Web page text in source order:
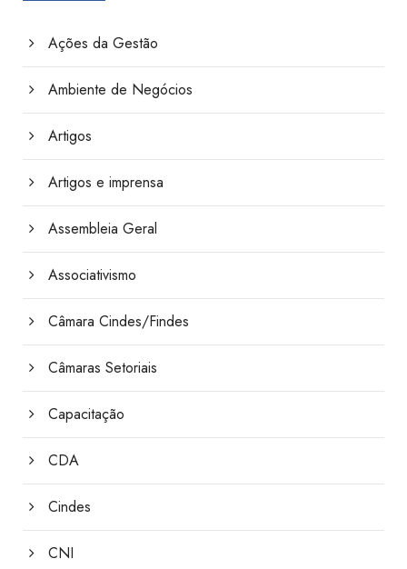
Ações da Gestão
Ambiente de Negócios
Artigos
Artigos e imprensa
Assembleia Geral
Associativismo
Câmara Cindes/Findes
Câmaras Setoriais
Capacitação
CDA
Cindes
CNI